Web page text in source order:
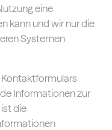
eine
kann und wir nur die
Systemen
Kontaktformulars
Informationen zur
die